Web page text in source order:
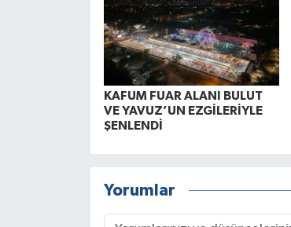
KAFUM FUAR ALANI BULUT
VE YAVUZ’UN EZGİLERİYLE
ŞENLENDİ
Yorumlar